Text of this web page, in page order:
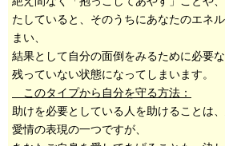
たしていると、そのうちにあなたのエネ
まい、
結果として自分の面倒をみるために必要
残っていない状態になってしまいます。
このタイプから自分を守る方法：
助けを必要としている人を助けることは
愛情の表現の一つですが、